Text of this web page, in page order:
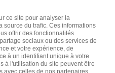
politique de confidentialité,
ici.